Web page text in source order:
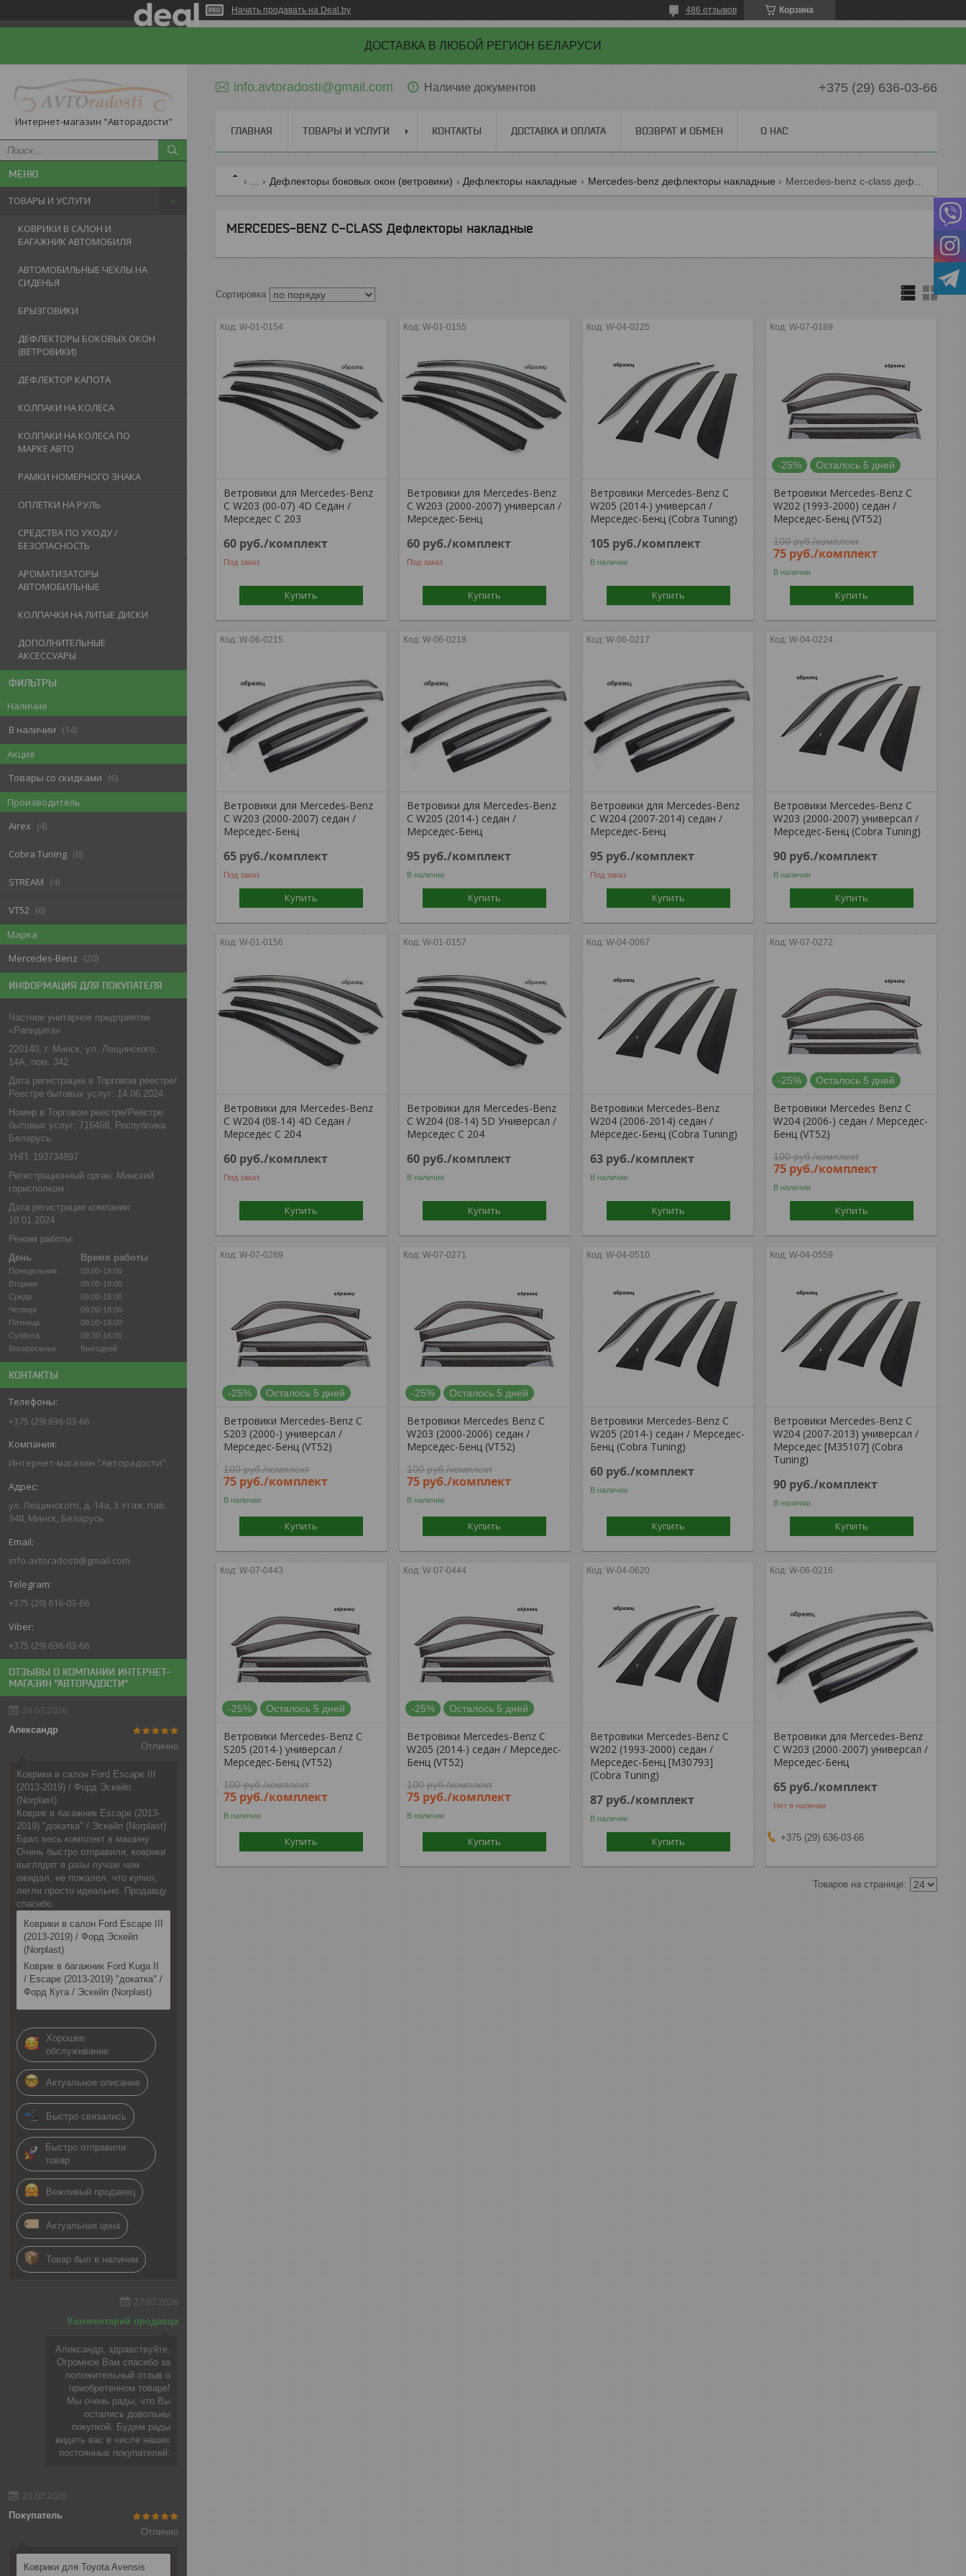
Начать продавать на Deal.by Корзина
486 отзывов
ДОСТАВКА В ЛЮБОЙ РЕГИОН БЕЛАРУСИ
Интернет-магазин "Авторадости"
ТОВАРЫ И УСЛУГИ
КОВРИКИ В САЛОН И
БАГАЖНИК АВТОМОБИЛЯ
АВТОМОБИЛЬНЫЕ ЧЕХЛЫ НА
СИДЕНЬЯ
БРЫЗГОВИКИ
ДЕФЛЕКТОРЫ БОКОВЫХ ОКОН
(ВЕТРОВИКИ)
ДЕФЛЕКТОР КАПОТА
КОЛПАКИ НА КОЛЕСА
КОЛПАКИ НА КОЛЕСА ПО
МАРКЕ АВТО
РАМКИ НОМЕРНОГО ЗНАКА
ОПЛЕТКИ НА РУЛЬ
СРЕДСТВА ПО УХОДУ /
БЕЗОПАСНОСТЬ
АРОМАТИЗАТОРЫ
АВТОМОБИЛЬНЫЕ
КОЛПАЧКИ НА ЛИТЫЕ ДИСКИ
ДОПОЛНИТЕЛЬНЫЕ
АКСЕССУАРЫ
ФИЛЬТРЫ
Наличие
В наличии
14
Акция
Товары со скидками
6
Производитель
Airex
4
Cobra Tuning 6
STREAM 4
VT52
6
Марка
Mercedes-Benz
20
ИНФОРМАЦИЯ ДЛЯ ПОКУПАТЕЛЯ
Частное унитарное предприятие
«Рапидита»
220140, г. Минск, ул. Лещинского,
14А, пом. 342
Дата регистрации в Торговом реестре/
Реестре бытовых услуг: 14.06.2024
Номер в Торговом реестре/Реестре
бытовых услуг: 716468, Республика
Беларусь
УНП: 193734897
Регистрационный орган: Минский
горисполком
Дата регистрации компании:
10.01.2024
Режим работы:
День
Время работы
Понедельник
09:00-18:00
Вторник
09:00-18:00
Среда
09:00-18:00
Четверг
09:00-18:00
Пятница
09:00-18:00
Суббота
09:30-16:00
Воскресенье
Выходной
КОНТАКТЫ
+375 (29) 636-03-66
Интернет-магазин "Авторадости"
ул. Лещинского, д. 14а, 3 этаж, пав.
348, Минск, Беларусь
info.avtoradosti@gmail.com
+375 (29) 616-03-66
+375 (29) 636-03-66
ОТЗЫВЫ О КОМПАНИИ ИНТЕРНЕТ-
МАГАЗИН "АВТОРАДОСТИ"
26.07.2026
Александр
Отлично
Коврики в салон Ford Escape III
(2013-2019) / Форд Эскейп
(Norplast).
Коврик в багажник Escape (2013-
2019) "докатка" / Эскейп (Norplast)
Брал весь комплект в машину.
Очень быстро отправили, коврики
выглядят в разы лучше чем
ожидал, не пожалел, что купил,
легли просто идеально. Продавцу
спасибо.
Коврики в салон Ford Escape III
(2013-2019) / Форд Эскейп
(Norplast)
Коврик в багажник Ford Kuga II
/ Escape (2013-2019) "докатка" /
Форд Куга / Эскейп (Norplast)
Хорошее
обслуживание
Актуальное описание
Быстро связались
Быстро отправили
товар
Вежливый продавец
Актуальная цена
Товар был в наличии
27.07.2026
Комментарий продавца
Александр, здравствуйте.
Огромное Вам спасибо за
положительный отзыв о
приобретенном товаре!
Мы очень рады, что Вы
остались довольны
покупкой. Будем рады
видеть вас в числе наших
постоянных покупателей.
23.07.2026
Покупатель
Отлично
Коврики для Toyota Avensis
info.avtoradosti@gmail.com Наличие документов +375 (29) 636-03-66
ГЛАВНАЯ ТОВАРЫ И УСЛУГИ КОНТАКТЫ ДОСТАВКА И ОПЛАТА ВОЗВРАТ И ОБМЕН О НАС
Дефлекторы боковых окон (ветровики) Дефлекторы накладные Mercedes-benz дефлекторы накладные
MERCEDES-BENZ C-CLASS Дефлекторы накладные
W-01-0154
Ветровики для Mercedes-Benz
C W203 (00-07) 4D Седан /
Мерседес С 203
60 руб./комплект
Под заказ
Купить
W-01-0155
Ветровики для Mercedes-Benz
C W203 (2000-2007) универсал /
Мерседес-Бенц
60 руб./комплект
Под заказ
Купить
W-04-0225
Ветровики Mercedes-Benz C
W205 (2014-) универсал /
Мерседес-Бенц (Cobra Tuning)
105 руб./комплект
В наличии
Купить
W-07-0189
-25% Осталось 5 дней
Ветровики Mercedes-Benz C
W202 (1993-2000) седан /
Мерседес-Бенц (VT52)
100руб./комплект
75 руб./комплект
В наличии
Купить
W-06-0215
Ветровики для Mercedes-Benz
C W203 (2000-2007) седан /
Мерседес-Бенц
65 руб./комплект
Под заказ
Купить
W-06-0218
Ветровики для Mercedes-Benz
C W205 (2014-) седан /
Мерседес-Бенц
95 руб./комплект
В наличии
Купить
W-06-0217
Ветровики для Mercedes-Benz
C W204 (2007-2014) седан /
Мерседес-Бенц
95 руб./комплект
Под заказ
Купить
W-04-0224
Ветровики Mercedes-Benz C
W203 (2000-2007) универсал /
Мерседес-Бенц (Cobra Tuning)
90 руб./комплект
В наличии
Купить
W-01-0156
Ветровики для Mercedes-Benz
C W204 (08-14) 4D Седан /
Мерседес С 204
60 руб./комплект
Под заказ
Купить
W-01-0157
Ветровики для Mercedes-Benz
C W204 (08-14) 5D Универсал /
Мерседес С 204
60 руб./комплект
В наличии
Купить
W-04-0067
Ветровики Mercedes-Benz
W204 (2006-2014) седан /
Мерседес-Бенц (Cobra Tuning)
63 руб./комплект
В наличии
Купить
W-07-0272
-25% Осталось 5 дней
Ветровики Mercedes Benz C
W204 (2006-) седан / Мерседес-
Бенц (VT52)
100руб./комплект
75 руб./комплект
В наличии
Купить
W-07-0269
-25% Осталось 5 дней
Ветровики Mercedes-Benz C
S203 (2000-) универсал /
Мерседес-Бенц (VT52)
100руб./комплект
75 руб./комплект
В наличии
Купить
W-07-0271
-25% Осталось 5 дней
Ветровики Mercedes Benz C
W203 (2000-2006) седан /
Мерседес-Бенц (VT52)
100руб./комплект
75 руб./комплект
В наличии
Купить
W-04-0510
Ветровики Mercedes-Benz С
W205 (2014-) седан / Мерседес-
Бенц (Cobra Tuning)
60 руб./комплект
В наличии
Купить
W-04-0559
Ветровики Mercedes-Benz C
W204 (2007-2013) универсал /
Мерседес [M35107] (Cobra
Tuning)
90 руб./комплект
В наличии
Купить
W-07-0443
-25% Осталось 5 дней
Ветровики Mercedes-Benz C
S205 (2014-) универсал /
Мерседес-Бенц (VT52)
100руб./комплект
75 руб./комплект
В наличии
Купить
W-07-0444
-25% Осталось 5 дней
Ветровики Mercedes-Benz C
W205 (2014-) седан / Мерседес-
Бенц (VT52)
100руб./комплект
75 руб./комплект
В наличии
Купить
W-04-0620
Ветровики Mercedes-Benz C
W202 (1993-2000) седан /
Мерседес-Бенц [M30793]
(Cobra Tuning)
87 руб./комплект
В наличии
Купить
W-06-0216
Ветровики для Mercedes-Benz
C W203 (2000-2007) универсал /
Мерседес-Бенц
65 руб./комплект
Нет в наличии
+375 (29) 636-03-66